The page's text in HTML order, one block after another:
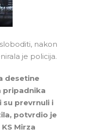
nakon
je policija.
desetine
pripadnika
su prevrnuli i
potvrdio je
Mirza